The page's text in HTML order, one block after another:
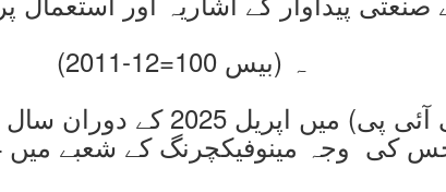
ہ (بیس 100=12-2011)
وجہ مینوفیکچرنگ کے شعبے میں 3.4 فیصد کی ترقی ہے